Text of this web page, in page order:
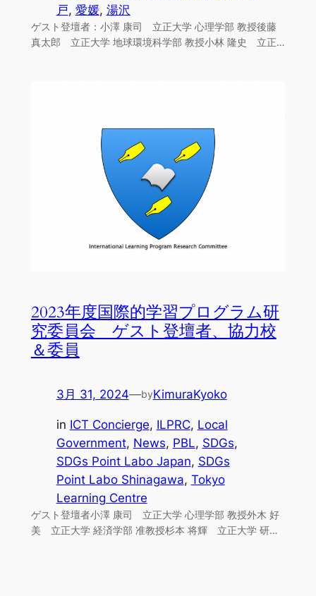
戸, 愛媛, 湯沢
ゲスト登壇者：小澤 康司 立正大学 心理学部 教授後藤
真太郎 立正大学 地球環境科学部 教授小林 隆史 立正…
2023年度国際的学習プログラム研
究委員会 ゲスト登壇者、協力校
＆委員
3月 31, 2024—byKimuraKyoko
in ICT Concierge, ILPRC, Local
Government, News, PBL, SDGs
SDGs Point Labo Japan, SDGs
Point Labo Shinagawa, Tokyo
Learning Centre
ゲスト登壇者小澤 康司 立正大学 心理学部 教授外木 好
美 立正大学 経済学部 准教授杉本 将輝 立正大学 研…